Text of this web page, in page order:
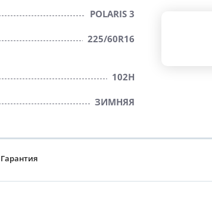
POLARIS 3
225/60R16
102H
ЗИМНЯЯ
Гарантия